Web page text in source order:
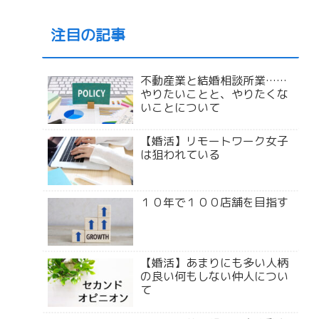
注目の記事
不動産業と結婚相談所業……
やりたいことと、やりたくな
いことについて
【婚活】リモートワーク女子
は狙われている
１０年で１００店舗を目指す
【婚活】あまりにも多い人柄
の良い何もしない仲人につい
て